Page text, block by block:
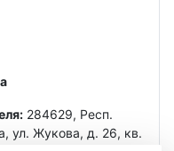
284629, Респ.
ул. Жукова, д. 26, кв.